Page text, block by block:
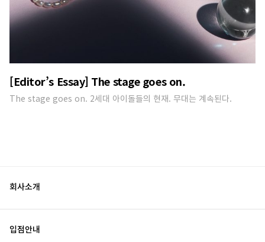
[Editor’s Essay] The stage goes on.
The stage goes on. 2세대 아이돌들의 현재. 무대는 계속된다.
회사소개
입점안내